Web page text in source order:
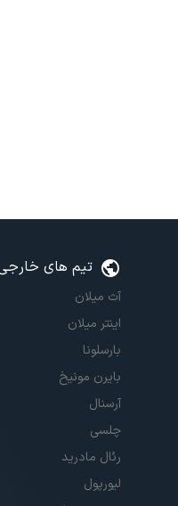
تیم های
آث میلان
اینتر میلان
بارسلونا
بایرن مونیخ
آرسنال
چلسی
رئال مادرید
لیورپول